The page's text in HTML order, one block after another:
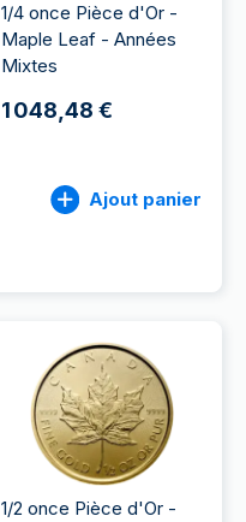
1/4 once Pièce d'Or -
Maple Leaf - Années
Mixtes
1 048,48 €
Ajout panier
1/2 once Pièce d'Or -